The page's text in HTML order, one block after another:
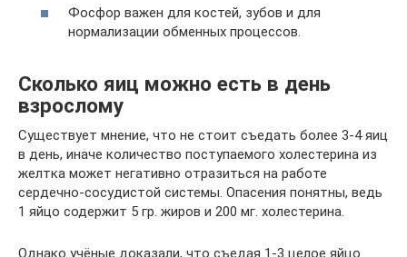
Фосфор важен для костей, зубов и для
нормализации обменных процессов.
Сколько яиц можно есть в день
взрослому
Существует мнение, что не стоит съедать более 3-4 яиц
в день, иначе количество поступаемого холестерина из
желтка может негативно отразиться на работе
сердечно-сосудистой системы. Опасения понятны, ведь
1 яйцо содержит 5 гр. жиров и 200 мг. холестерина.
Однако учёные доказали, что съедая 1-3 целое яйцо